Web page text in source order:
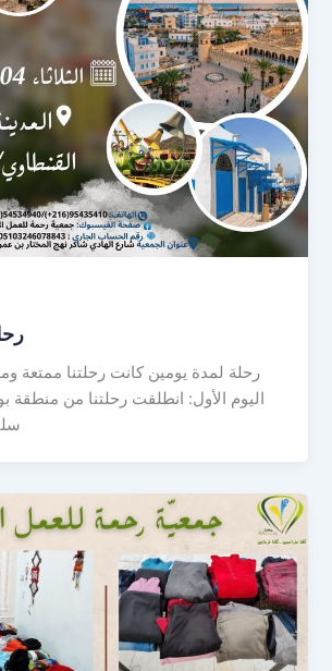
رحلة لمدة يومين كانت رحلتنا ممتعة
اليوم الأول: انطلقت رحلتنا من منطقة